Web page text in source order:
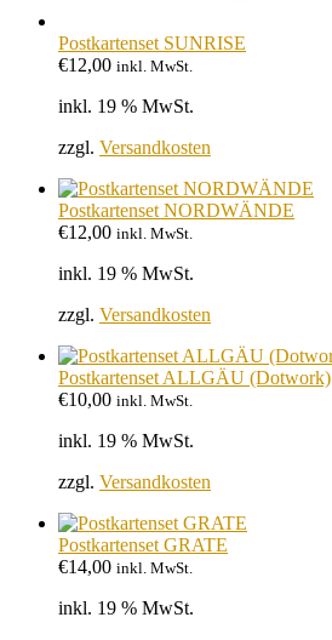
Postkartenset SUNRISE
€12,00 inkl. MwSt.
inkl. 19 % MwSt.
zzgl. Versandkosten
Postkartenset NORDWÄNDE
€12,00 inkl. MwSt.
inkl. 19 % MwSt.
zzgl. Versandkosten
Postkartenset ALLGÄU (Dotwork)
€10,00 inkl. MwSt.
inkl. 19 % MwSt.
zzgl. Versandkosten
Postkartenset GRATE
€14,00 inkl. MwSt.
inkl. 19 % MwSt.